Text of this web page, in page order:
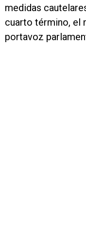
medidas
cuarto término, el
portavoz